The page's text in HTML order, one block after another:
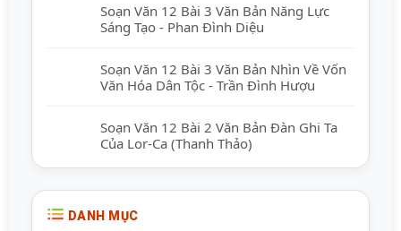
Soạn Văn 12 Bài 3 Văn Bản Năng Lực
Sáng Tạo - Phan Đình Diệu
Soạn Văn 12 Bài 3 Văn Bản Nhìn Về Vốn
Văn Hóa Dân Tộc - Trần Đình Hượu
Soạn Văn 12 Bài 2 Văn Bản Đàn Ghi Ta
Của Lor-Ca (Thanh Thảo)
DANH MỤC